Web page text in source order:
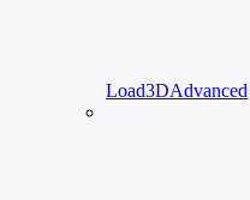
Load3DAdvanced